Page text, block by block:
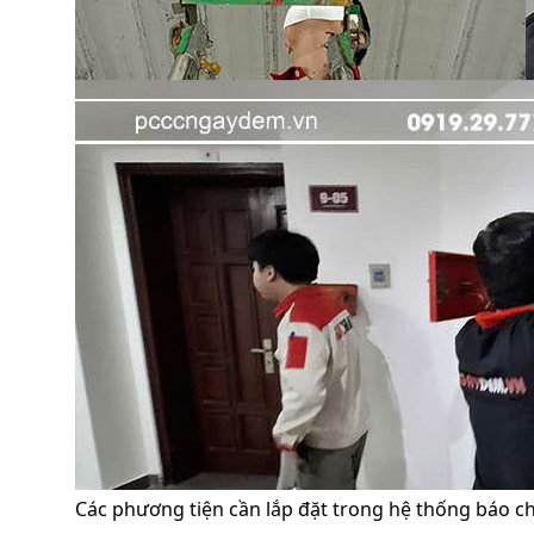
Các phương tiện cần lắp đặt trong hệ thống báo